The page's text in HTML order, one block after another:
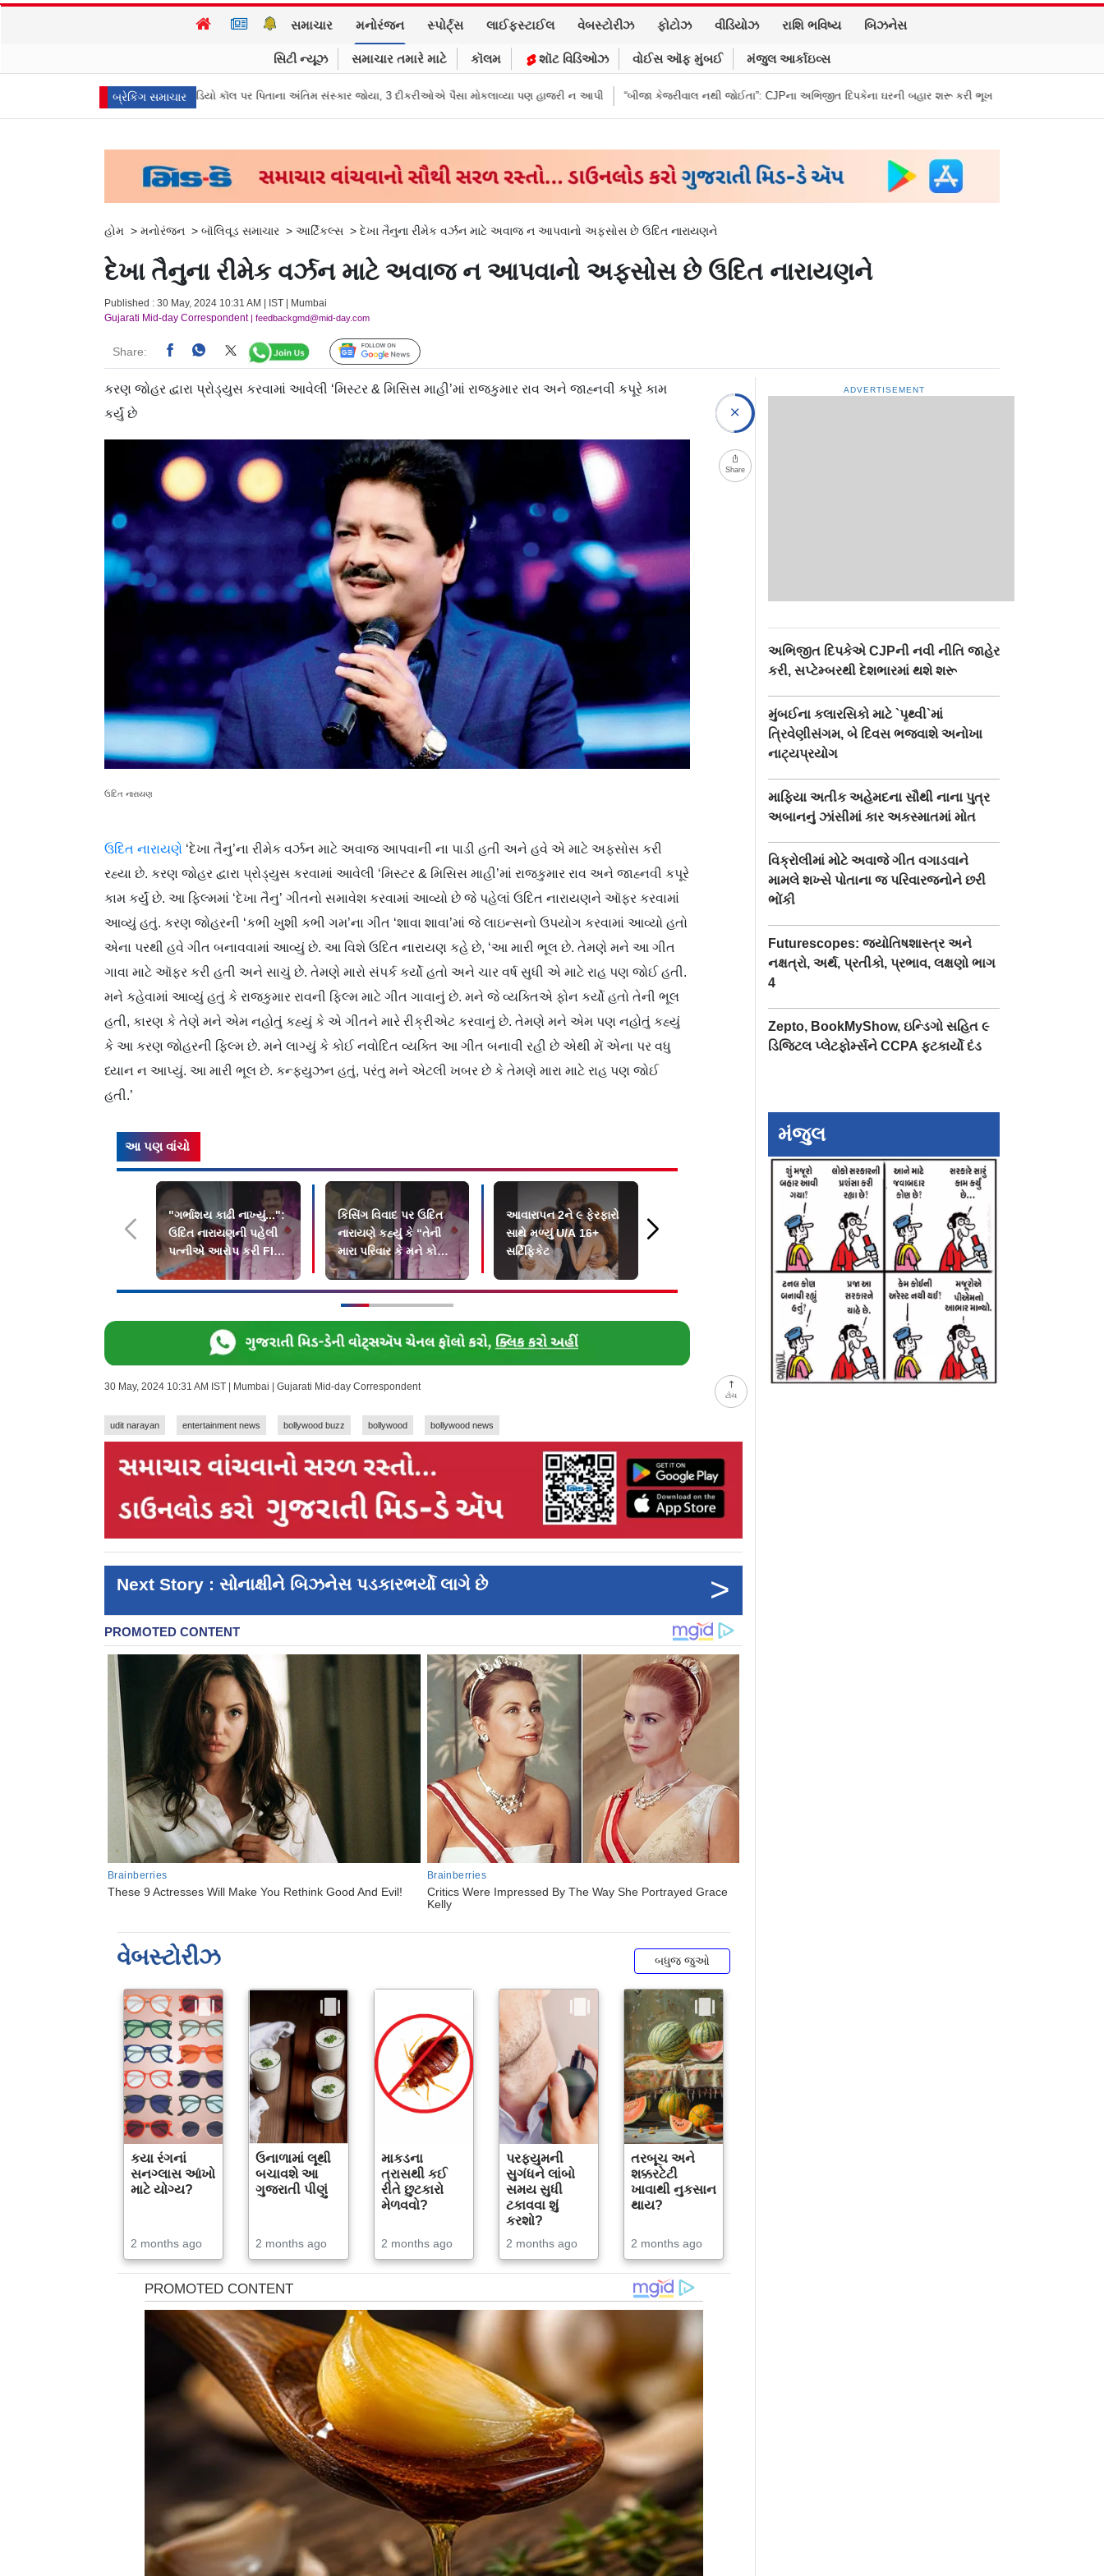
સમાચાર મનોરંજન સ્પોર્ટ્સ લાઈફસ્ટાઈલ વેબસ્ટોરીઝ ફોટોઝ વીડિયોઝ રાશિ ભવિષ્ય બિઝનેસ
સિટી ન્યૂઝ સમાચાર તમારે માટે કૉલમ શૉટ વિડિઓઝ વોઈસ ઑફ મુંબઈ મંજુલ આર્કાઇવ્સ
બ્રેકિંગ સમાચાર
વીડિયો કૉલ પર પિતાના અંતિમ સંસ્કાર જોયા, 3 દીકરીઓએ પૈસા મોકલાવ્યા પણ હાજરી ન આપી “બીજા કેજરીવાલ નથી જોઈતા”: CJPના અભિજીત દિપકેના ઘરની બહાર શરૂ કરી ભૂખ હડતાળ અભિજીત દિપકેએ CJPની નવી
હોમ > મનોરંજન > બૉલિવૂડ સમાચાર > આર્ટિકલ્સ > દેખા તૈનુના રીમેક વર્ઝન માટે અવાજ ન આપવાનો અફસોસ છે ઉદિત નારાયણને
દેખા તૈનુના રીમેક વર્ઝન માટે અવાજ ન આપવાનો અફસોસ છે ઉદિત નારાયણને
Published : 30 May, 2024 10:31 AM | IST | Mumbai
Gujarati Mid-day Correspondent| feedbackgmd@mid-day.com
Share: Follow Us
ટોચ
કરણ જોહર દ્વારા પ્રોડ્યુસ કરવામાં આવેલી ‘મિસ્ટર & મિસિસ માહી’માં રાજકુમાર રાવ અને જાહ્નવી કપૂરે કામ
કર્યું છે
ઉદિત નારાયણ
ઉદિત નારાયણે ‘દેખા તૈનુ’ના રીમેક વર્ઝન માટે અવાજ આપવાની ના પાડી હતી અને હવે એ માટે અફસોસ કરી
રહ્યા છે. કરણ જોહર દ્વારા પ્રોડ્યુસ કરવામાં આવેલી ‘મિસ્ટર & મિસિસ માહી’માં રાજકુમાર રાવ અને જાહ્નવી કપૂરે
કામ કર્યું છે. આ ફિલ્મમાં ‘દેખા તૈનુ’ ગીતનો સમાવેશ કરવામાં આવ્યો છે જે પહેલાં ઉદિત નારાયણને ઑફર કરવામાં
આવ્યું હતું. કરણ જોહરની ‘કભી ખુશી કભી ગમ’ના ગીત ‘શાવા શાવા’માં જે લાઇન્સનો ઉપયોગ કરવામાં આવ્યો હતો
એના પરથી હવે ગીત બનાવવામાં આવ્યું છે. આ વિશે ઉદિત નારાયણ કહે છે, ‘આ મારી ભૂલ છે. તેમણે મને આ ગીત
ગાવા માટે ઑફર કરી હતી અને સાચું છે. તેમણે મારો સંપર્ક કર્યો હતો અને ચાર વર્ષ સુધી એ માટે રાહ પણ જોઈ હતી.
મને કહેવામાં આવ્યું હતું કે રાજકુમાર રાવની ફિલ્મ માટે ગીત ગાવાનું છે. મને જે વ્યક્તિએ ફોન કર્યો હતો તેની ભૂલ
હતી, કારણ કે તેણે મને એમ નહોતું કહ્યું કે એ ગીતને મારે રીક્રીએટ કરવાનું છે. તેમણે મને એમ પણ નહોતું કહ્યું
કે આ કરણ જોહરની ફિલ્મ છે. મને લાગ્યું કે કોઈ નવોદિત વ્યક્તિ આ ગીત બનાવી રહી છે એથી મેં એના પર વધુ
ધ્યાન ન આપ્યું. આ મારી ભૂલ છે. કન્ફ્યુઝન હતું, પરંતુ મને એટલી ખબર છે કે તેમણે મારા માટે રાહ પણ જોઈ
હતી.’
આ પણ વાંચો
"ગર્ભાશય કાઢી નાખ્યું...":
ઉદિત નારાયણની પહેલી
પત્નીએ આરોપ કરી FIR
દાખલ કરાવી
કિસિંગ વિવાદ પર ઉદિત
નારાયણે કહ્યું કે “તેની
મારા પરિવાર કે મને કોઈ
અસર થઈ નથી”
આવારાપન 2ને ૯ ફેરફારો
સાથે મળ્યું U/A 16+
સર્ટિફિકેટ
મારાં બાળકો જ મારી સૌથી
રાજપાલ યાદવને આપેલી
લોન વસૂલ કરવા બૅન્ક
કરશે તેની મિલકતોની
હરાજી
Share
30 May, 2024 10:31 AM IST | Mumbai | Gujarati Mid-day Correspondent
udit narayan entertainment news bollywood buzz bollywood bollywood news
Next Story : સોનાક્ષીને બિઝનેસ પડકારભર્યો લાગે છે >
વેબસ્ટોરીઝ બધુજ જુઓ
કયા રંગનાં
સનગ્લાસ આંખો
માટે યોગ્ય?
2 months ago
ઉનાળામાં લૂથી
બચાવશે આ
ગુજરાતી પીણું
2 months ago
માકડના
ત્રાસથી કઈ
રીતે છુટકારો
મેળવવો?
2 months ago
પરફ્યુમની
સુગંધને લાંબો
સમય સુધી
ટકાવવા શું
કરશો?
2 months ago
તરબૂચ અને
શક્કરટેટી
ખાવાથી નુકસાન
થાય?
2 months ago
ADVERTISEMENT
અભિજીત દિપકેએ CJPની નવી નીતિ જાહેર
કરી, સપ્ટેમ્બરથી દેશભારમાં થશે શરૂ
મુંબઈના કલારસિકો માટે `પૃથ્વી`માં
ત્રિવેણીસંગમ, બે દિવસ ભજવાશે અનોખા
નાટ્યપ્રયોગ
માફિયા અતીક અહેમદના સૌથી નાના પુત્ર
અબાનનું ઝાંસીમાં કાર અકસ્માતમાં મોત
વિક્રોલીમાં મોટે અવાજે ગીત વગાડવાને
મામલે શખ્સે પોતાના જ પરિવારજનોને છરી
ભોંકી
Futurescopes: જ્યોતિષશાસ્ત્ર અને
નક્ષત્રો, અર્થ, પ્રતીકો, પ્રભાવ, લક્ષણો ભાગ
4
Zepto, BookMyShow, ઇન્ડિગો સહિત ૯
ડિજિટલ પ્લેટફોર્મ્સને CCPA ફટકાર્યો દંડ
મંજુલ